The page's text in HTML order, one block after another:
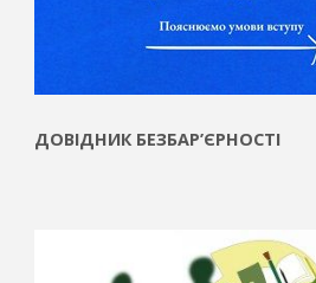
ДОВІДНИК БЕЗБАР’ЄРНОСТІ